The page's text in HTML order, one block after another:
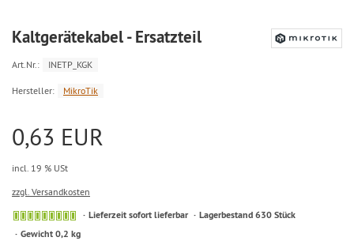
Kaltgerätekabel - Ersatzteil
Art.Nr.: INETP_KGK
Hersteller: MikroTik
0,63 EUR
incl. 19 % USt
zzgl. Versandkosten
Lieferzeit sofort lieferbar
Lagerbestand 630 Stück
Gewicht 0,2 kg